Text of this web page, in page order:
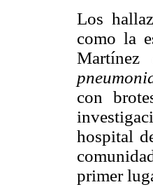
Los
como la
Martínez
con
hospital
primer